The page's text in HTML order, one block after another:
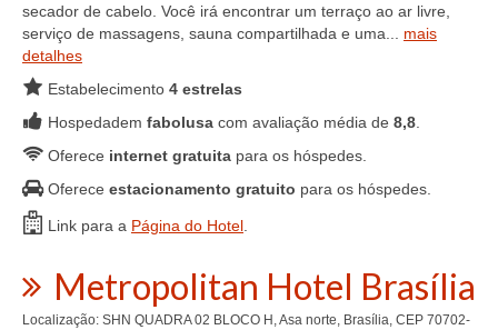
secador de cabelo. Você irá encontrar um terraço ao ar livre,
serviço de massagens, sauna compartilhada e uma... mais
detalhes
Estabelecimento 4 estrelas
Hospedadem fabolusa com avaliação média de 8,8
Oferece internet gratuita para os hóspedes.
Oferece estacionamento gratuito para os hóspedes.
Link para a Página do Hotel
Metropolitan Hotel Brasília
Localização: SHN QUADRA 02 BLOCO H, Asa norte, Brasília, CEP 70702-